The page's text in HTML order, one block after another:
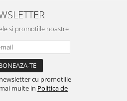
si promotiile noastre
cu promotiile
multe in Politica de